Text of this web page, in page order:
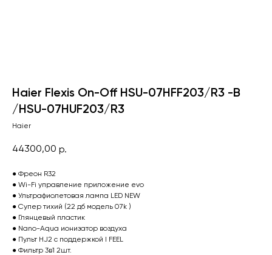
Haier Flexis On-Off HSU-07HFF203/R3 -B
/HSU-07HUF203/R3
Haier
44300,00 р.
● Фреон R32
● Wi-Fi управление приложение evo
● Ультрафиолетовая лампа LED NEW
● Супер тихий (22 дб модель 07k )
● Глянцевый пластик
● Nano-Aqua ионизатор воздуха
● Пульт HJ2 с поддержкой I FEEL
● Фильтр 3в1 2шт.